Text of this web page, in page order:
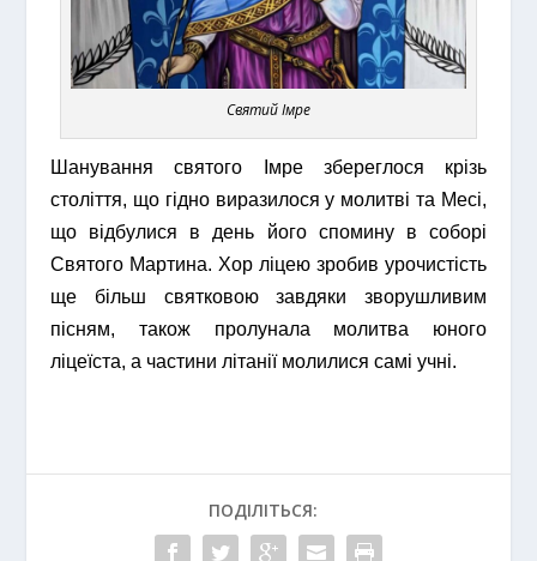
Святий Імре
Шанування святого Імре збереглося крізь
століття, що гідно виразилося у молитві та Месі,
що відбулися в день його спомину в соборі
Святого Мартина. Хор ліцею зробив урочистість
ще більш святковою завдяки зворушливим
пісням, також пролунала молитва юного
ліцеїста, а частини літанії молилися самі учні.
ПОДІЛІТЬСЯ: